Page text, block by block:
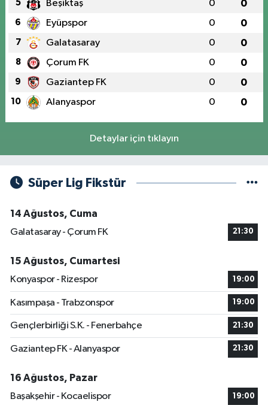
5 Beşiktaş 0 0
6 Eyüpspor 0 0
7 Galatasaray 0 0
8 Çorum FK 0 0
9 Gaziantep FK 0 0
10 Alanyaspor 0 0
Detaylar için tıklayın
Süper Lig Fikstür
14 Ağustos, Cuma
Galatasaray - Çorum FK
21:30
15 Ağustos, Cumartesi
Konyaspor - Rizespor
19:00
Kasımpaşa - Trabzonspor 19:00
Gençlerbirliği S.K. - Fenerbahçe 21:30
Gaziantep FK - Alanyaspor 21:30
16 Ağustos, Pazar
Başakşehir - Kocaelispor
19:00